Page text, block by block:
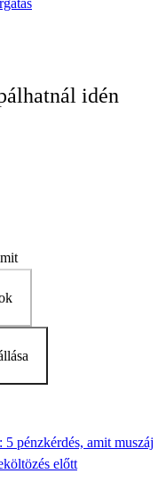
idén
pénzkérdés, amit muszáj
előtt